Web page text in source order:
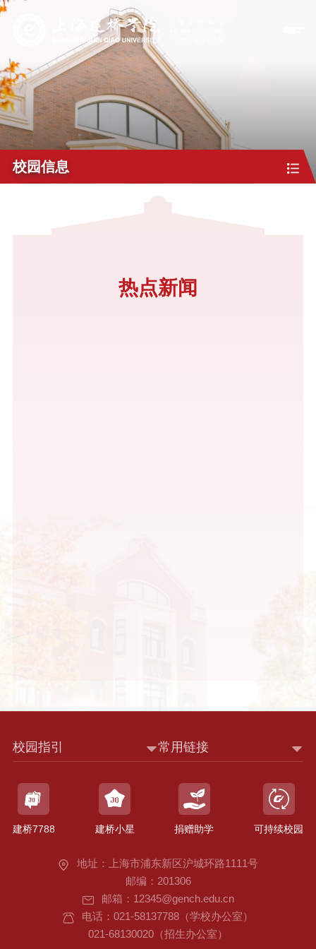
校园信息
热点新闻
地址：上海市浦东新区沪城环路1111号
邮编：201306
邮箱：12345@gench.edu.cn
电话：021-58137788（学校办公室）
021-68130020（招生办公室）
校园指引 常用链接
建桥7788 建桥小星 捐赠助学 可持续校园